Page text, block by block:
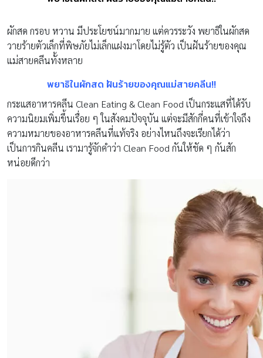
ผักสด กรอบ หวาน มีประโยชน์มากมาย แต่ควรระวัง พยาธิในผักสด
วายร้ายตัวเล็กที่พิษภัยไม่เล็กแฝงมาโดยไม่รู้ตัว เป็นฝันร้ายของคุณ
แม่สายคลีนทั้งหลาย
พยาธิในผักสด ฝันร้ายของคุณแม่สายคลีน!!
กระแสอาหารคลีน Clean Eating & Clean Food เป็นกระแสที่ได้รับ
ความนิยมเพิ่มขึ้นเรื่อย ๆ ในสังคมปัจจุบัน แต่จะมีสักกี่คนที่เข้าใจถึง
ความหมายของอาหารคลีนที่แท้จริง อย่างไหนถึงจะเรียกได้ว่า
เป็นการกินคลีน เรามารู้จักคำว่า Clean Food กันให้ชัด ๆ กันสัก
หน่อยดีกว่า